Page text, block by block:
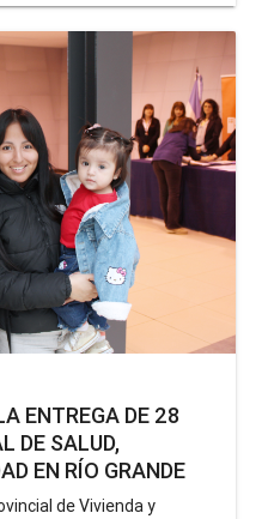
ENTREGA DE 28
DE SALUD,
EN RÍO GRANDE
de Vivienda y